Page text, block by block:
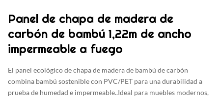
Panel de chapa de madera de
carbón de bambú 1,22m de ancho
impermeable a fuego
El panel ecológico de chapa de madera de bambú de carbón
combina bambú sostenible con PVC/PET para una durabilidad a
prueba de humedad e impermeable..Ideal para muebles modernos,